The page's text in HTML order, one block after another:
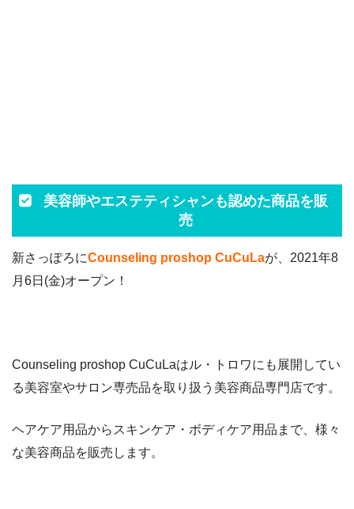
美容師やエステティシャンも認めた商品を販
売
新さっぽろにCounseling proshop CuCuLaが、2021年8
月6日(金)オープン！
Counseling proshop CuCuLaはル・トロワにも展開してい
る美容室やサロン専売品を取り扱う美容商品専門店です。
ヘアケア用品からスキンケア・ボディケア用品まで、様々
な美容商品を販売します。